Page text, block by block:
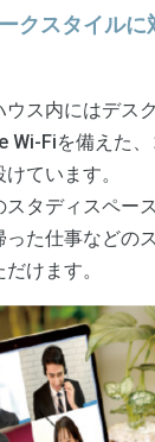
クスタイルに
ウス内にはデス
Wi-Fiを備えた
ています。
スタディスペー
った仕事などの
けます。